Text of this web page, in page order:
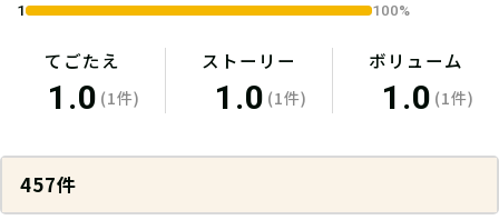
1
100%
てごたえ
1.0 (1件)
ストーリー
1.0 (1件)
ボリューム
1.0 (1件)
457件